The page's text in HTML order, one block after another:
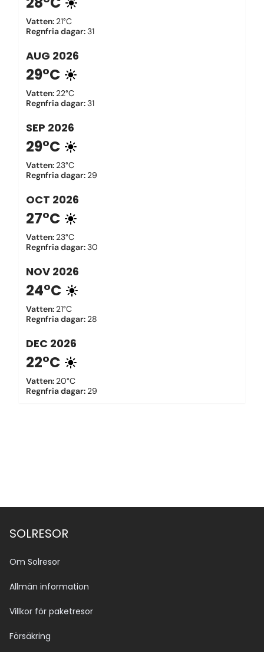
Vatten: 21°C
Regnfria dagar:31
AUG 2026
29°C
Vatten: 22°C
Regnfria dagar:31
SEP 2026
29°C
Vatten: 23°C
Regnfria dagar: 29
OCT 2026
27°C
Vatten: 23°C
Regnfria dagar:30
NOV 2026
24°C
Vatten: 21°C
Regnfria dagar: 28
DEC 2026
22°C
Vatten: 20°C
Regnfria dagar: 29
SOLRESOR
Om Solresor
Allmän information
Villkor för paketresor
Försäkring